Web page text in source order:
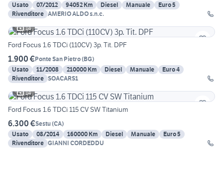
Usato
07/2012 94052 Km Diesel Manuale
Euro 5
Rivenditore AMERIO ALDO s.n.c.
14
Ford Focus 1.6 TDCi (110CV) 3p. Tit. DPF
1.900 €Ponte San Pietro(BG)
Usato
11/2008 210000 Km Diesel Manuale
Euro 4
Rivenditore SOACARS1
14
Ford Focus 1.6 TDCi 115 CV SW Titanium
6.300 €Sestu(CA)
Usato
08/2014 160000 Km Diesel Manuale
Euro 5
Rivenditore GIANNI CORDEDDU